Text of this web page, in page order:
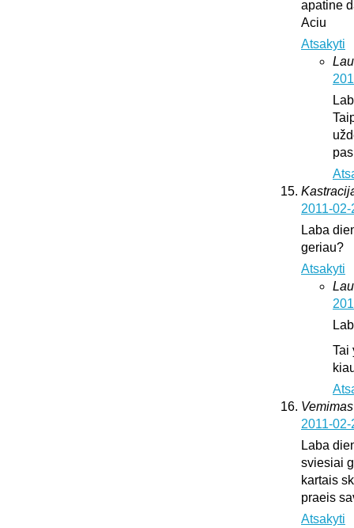
apatine
Aciu
Atsakyti
2011-
Laba
geriau?
Atsakyti
Tai
Vemimas
2011-
Laba
sviesiai
kartais
praeis
Atsakyti